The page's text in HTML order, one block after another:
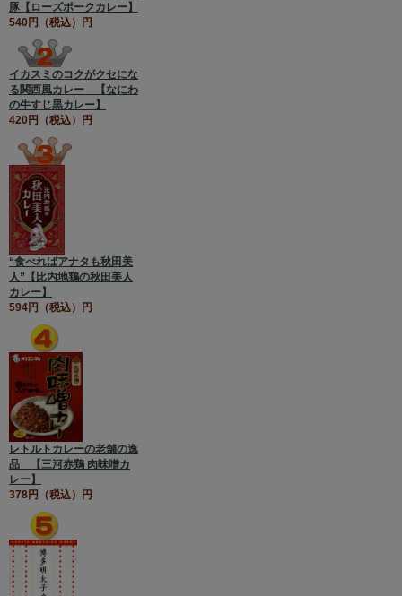
豚【ローズポークカレー】
540円（税込）円
イカスミのコクがクセにな
る関西風カレー 【なにわ
の牛すじ黒カレー】
420円（税込）円
“食べればアナタも秋田美
人”【比内地鶏の秋田美人
カレー】
594円（税込）円
レトルトカレーの老舗の逸
品 【三河赤鶏 肉味噌カ
レー】
378円（税込）円